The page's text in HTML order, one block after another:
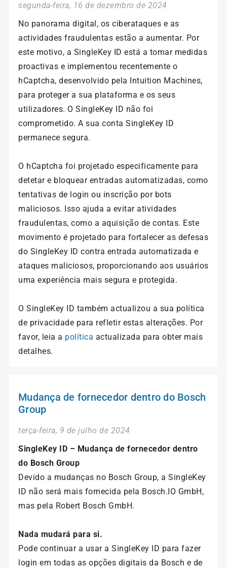
segunda-feira, 16 de dezembro de 2024
No panorama digital, os ciberataques e as
actividades fraudulentas estão a aumentar. Por
este motivo, a SingleKey ID está a tomar medidas
proactivas e implementou recentemente o
hCaptcha, desenvolvido pela Intuition Machines,
para proteger a sua plataforma e os seus
utilizadores. O SingleKey ID não foi
comprometido. A sua conta SingleKey ID
permanece segura.
O hCaptcha foi projetado especificamente para
detetar e bloquear entradas automatizadas, como
tentativas de login ou inscrição por bots
maliciosos. Isso ajuda a evitar atividades
fraudulentas, como a aquisição de contas. Este
movimento é projetado para fortalecer as defesas
do SingleKey ID contra entrada automatizada e
ataques maliciosos, proporcionando aos usuários
uma experiência mais segura e protegida.
O SingleKey ID também actualizou a sua política
de privacidade para refletir estas alterações. Por
favor, leia a política actualizada para obter mais
detalhes.
Mudança de fornecedor dentro do Bosch
Group
terça-feira, 9 de julho de 2024
SingleKey ID – Mudança de fornecedor dentro
do Bosch Group
Devido a mudanças no Bosch Group, a SingleKey
ID não será mais fornecida pela Bosch.IO GmbH,
mas pela Robert Bosch GmbH.
Nada mudará para si.
Pode continuar a usar a SingleKey ID para fazer
login em todas as opções digitais da Bosch e de